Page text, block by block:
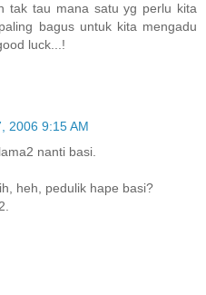
tak tau mana satu yg perlu kita
bagus untuk kita mengadu
luck...!
2006 9:15 AM
nanti basi.
heh, pedulik hape basi?